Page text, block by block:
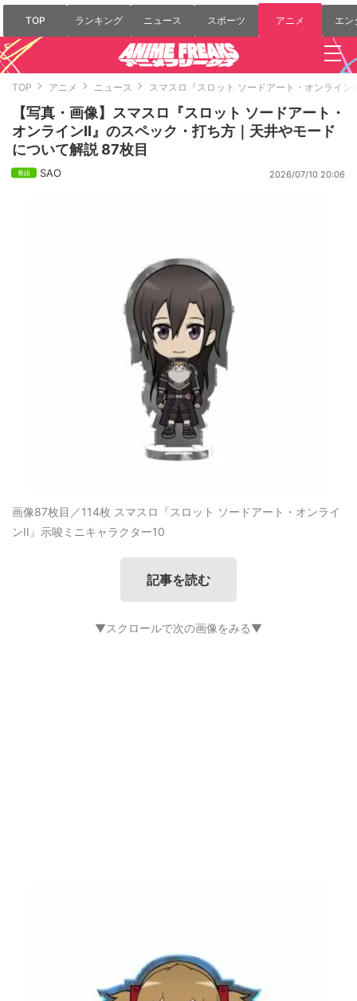
TOP ランキング ニュース スポーツ アニメ エン
TOP アニメ ニュース スマスロ『スロット ソードアート・オンライ
【写真・画像】スマスロ『スロット ソードアート・
オンラインII』のスペック・打ち方｜天井やモード
について解説 87枚目
SAO 2026/07/10 20:06
画像87枚目／114枚 スマスロ『スロット ソードアート・オンライ
ンII』示唆ミニキャラクター10
記事を読む
▼スクロールで次の画像をみる▼